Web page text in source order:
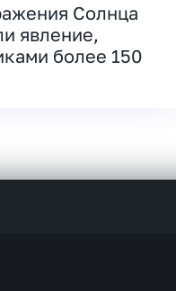
Солнца
явление,
более 150